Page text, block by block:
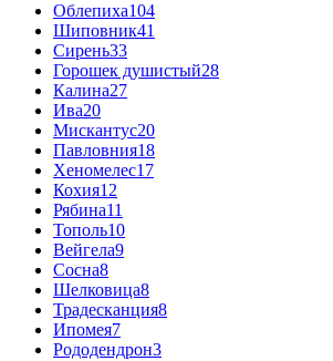
Облепиха104
Шиповник41
Сирень33
Горошек душистый28
Калина27
Ива20
Мискантус20
Павловния18
Хеномелес17
Кохия12
Рябина11
Тополь10
Вейгела9
Сосна8
Шелковица8
Традесканция8
Ипомея7
Рододендрон3